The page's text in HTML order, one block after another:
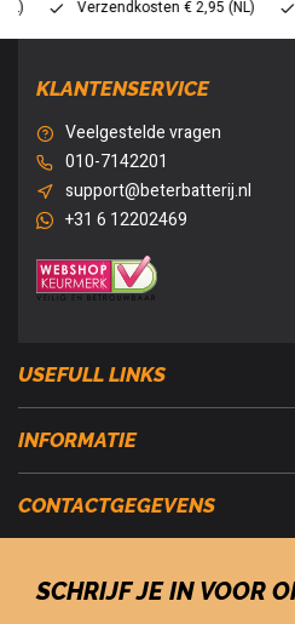
Verzendkosten € 2,95 (NL)
KLANTENSERVICE
Veelgestelde vragen
010-7142201
support@beterbatterij.nl
+31 6 12202469
USEFULL LINKS
INFORMATIE
CONTACTGEGEVENS
SCHRIJF JE IN VOOR